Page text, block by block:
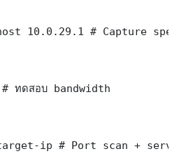
10.0.29.1 # Capture
ดสอบ bandwidth
target-ip # Port scan +